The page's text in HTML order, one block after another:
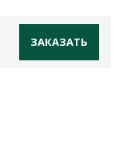
ЗАКАЗАТЬ